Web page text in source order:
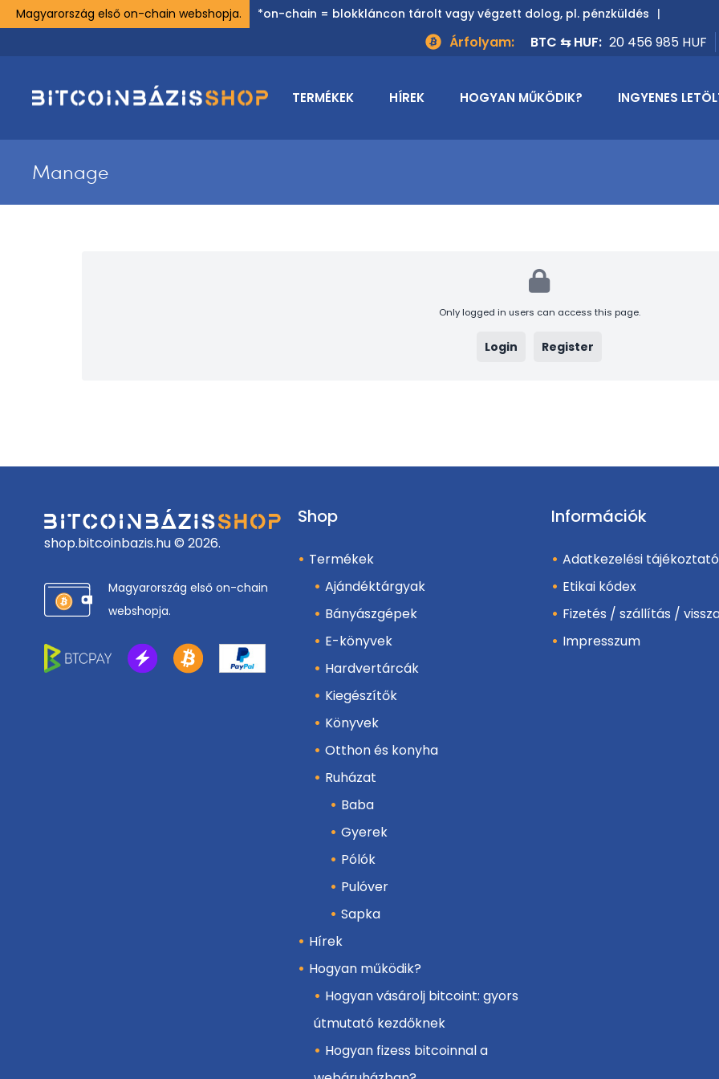
Magyarország első on-chain webshopja. *on-chain = blokkláncon tárolt vagy végzett dolog, pl. pénzküldés
Árfolyam: BTC ⇆ HUF: 20 456 985 HUF
TERMÉKEK HÍREK HOGYAN MŰKÖDIK? INGYENES
Manage
Only logged in users can access this page.
Login Register
shop.bitcoinbazis.hu © 2026.
Magyarország első on-chain
webshopja.
Shop
Termékek
Ajándéktárgyak
Bányászgépek
E-könyvek
Hardvertárcák
Kiegészítők
Könyvek
Otthon és konyha
Ruházat
Baba
Gyerek
Pólók
Pulóver
Sapka
Hírek
Hogyan működik?
Hogyan vásárolj bitcoint: gyors
útmutató kezdőknek
Hogyan fizess bitcoinnal a
Információk
Adatkezelési tájékoztató
Etikai kódex
Fizetés / szállítás /
Impresszum